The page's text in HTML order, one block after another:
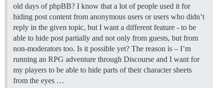
old days of phpBB? I know that a lot of people used it for
hiding post content from anonymous users or users who didn’t
reply in the given topic, but I want a different feature - to be
able to hide post partially and not only from guests, but from
non-moderators too. Is it possible yet? The reason is – I’m
running an RPG adventure through Discourse and I want for
my players to be able to hide parts of their character sheets
from the eyes …